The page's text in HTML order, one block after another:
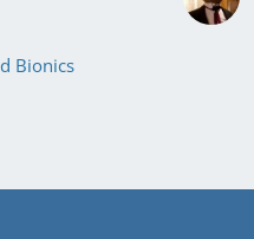
Bionics